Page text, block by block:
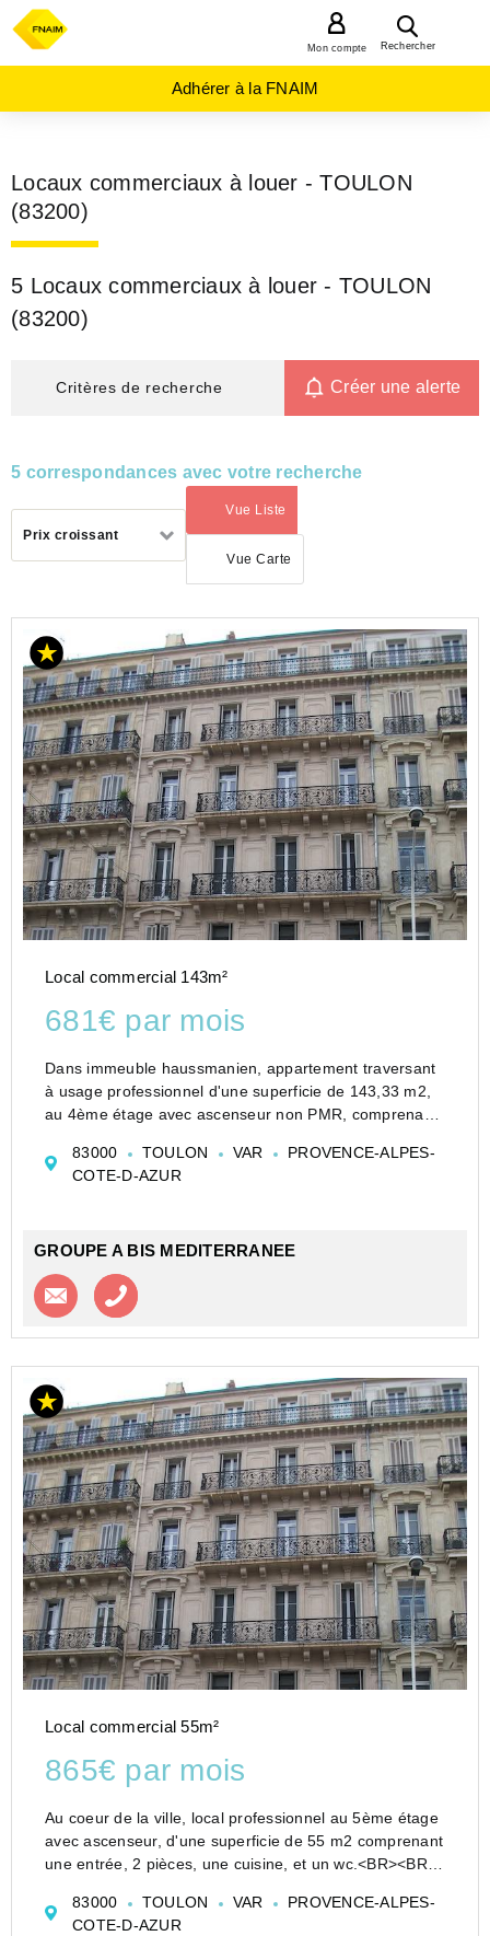
Rechercher
Mon compte
Adhérer à la FNAIM
Locaux commerciaux à louer - TOULON
(83200)
5 Locaux commerciaux à louer - TOULON
(83200)
Critères de recherche Créer une alerte
5 correspondances avec votre recherche
Prix croissant
Vue Liste
(activé)
Vue Carte
LOCATION
COMMERCE
PROVENCE-
ALPES-
COTE-D-
AZUR
VAR
(83)
TOULON
(83200)
Local commercial 143m²
681€ par mois
Dans immeuble haussmanien, appartement traversant
à usage professionnel d'une superficie de 143,33 m2,
au 4ème étage avec ascenseur non PMR, comprenant
cuisine/tisanière, salle d'eau, archi...
83000 TOULON VAR
PROVENCE-ALPES-
COTE-D-AZUR
GROUPE A BIS MEDITERRANEE
Contacter l'agence
Local commercial 55m²
865€ par mois
Au coeur de la ville, local professionnel au 5ème étage
avec ascenseur, d'une superficie de 55 m2 comprenant
une entrée, 2 pièces, une cuisine, et un wc.<BR><BR>
mois charges co...
83000 TOULON VAR
PROVENCE-ALPES-
COTE-D-AZUR